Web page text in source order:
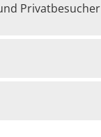
Privatbesucher